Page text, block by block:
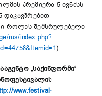
პრემიერა 5 ივნისს
დაკავშრებით
როლის შემსრულებელი
rus/index.php?
).
„საქინფორმი“
www.festival-